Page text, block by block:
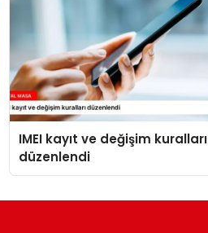
IMEI kayıt ve değişim kuralları
düzenlendi